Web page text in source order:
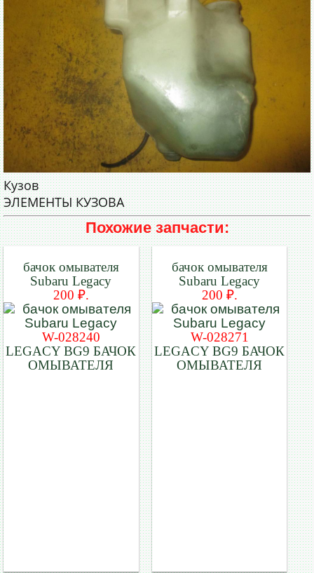
Кузов
ЭЛЕМЕНТЫ КУЗОВА
Похожие запчасти:
бачок омывателя
Subaru Legacy
200 ₽.
W-028240
LEGACY BG9 БАЧОК
ОМЫВАТЕЛЯ
бачок омывателя
Subaru Legacy
200 ₽.
W-028271
LEGACY BG9 БАЧОК
ОМЫВАТЕЛЯ